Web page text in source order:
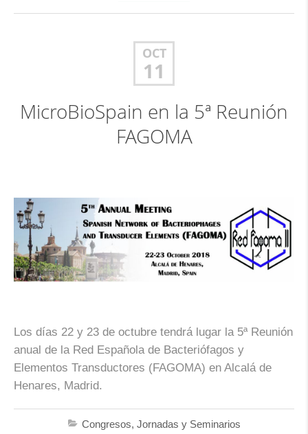
OCT
11
MicroBioSpain en la 5ª Reunión
FAGOMA
Los días 22 y 23 de octubre tendrá lugar la 5ª Reunión
anual de la Red Española de Bacteriófagos y
Elementos Transductores (FAGOMA) en Alcalá de
Henares, Madrid.
Congresos, Jornadas y Seminarios